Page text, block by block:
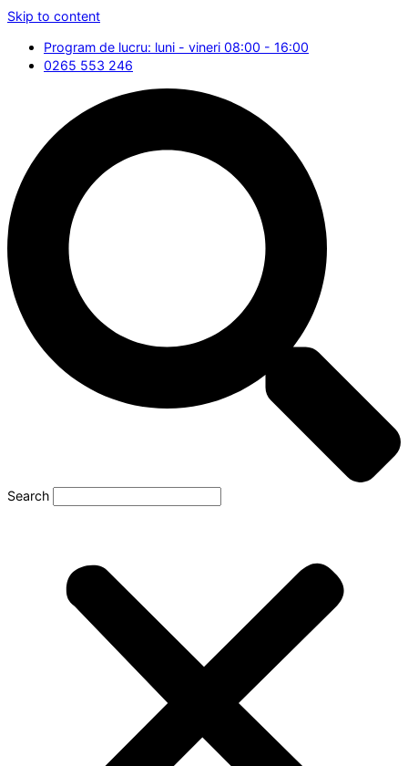
Skip to content
Program de lucru: luni - vineri 08:00 - 16:00
0265 553 246
Search